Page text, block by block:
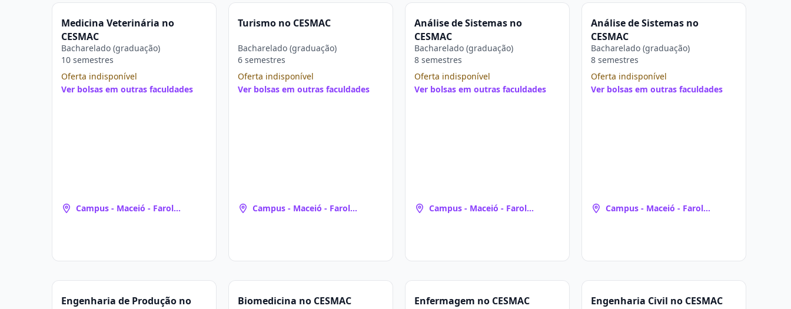
Medicina Veterinária no
CESMAC
Bacharelado (graduação)
10 semestres
Oferta indisponível
Ver bolsas em outras faculdades
Campus - Maceió - Farol
Turismo no CESMAC
Bacharelado (graduação)
6 semestres
Oferta indisponível
Ver bolsas em outras faculdades
Campus - Maceió - Farol
Análise de Sistemas no
CESMAC
Bacharelado (graduação)
8 semestres
Oferta indisponível
Ver bolsas em outras faculdades
Campus - Maceió - Farol
Análise de Sistemas no
CESMAC
Bacharelado (graduação)
8 semestres
Oferta indisponível
Ver bolsas em outras faculdades
Campus - Maceió - Farol
Engenharia de Produção no
Biomedicina no CESMAC Enfermagem no CESMAC Engenharia Civil no CESMAC